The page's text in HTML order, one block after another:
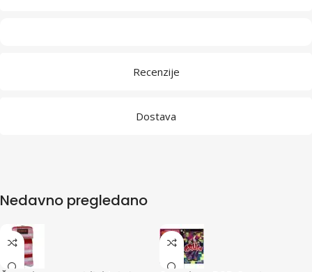
Recenzije
Dostava
Nedavno pregledano